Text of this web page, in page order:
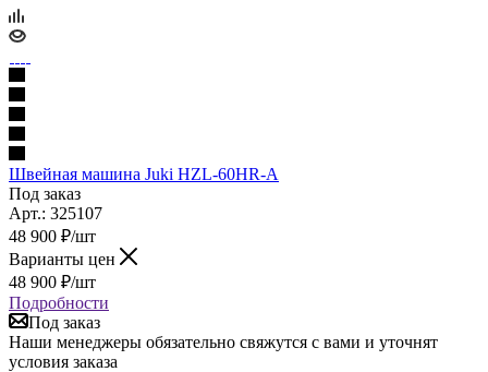
Швейная машина Juki HZL-60HR-A
Под заказ
Арт.: 325107
48 900 ₽/шт
Варианты цен
48 900 ₽/шт
Подробности
Под заказ
Наши менеджеры обязательно свяжутся с вами и уточнят
условия заказа